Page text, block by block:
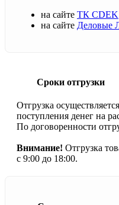
на сайте ТК CDEK
на сайте Деловые
Сроки отгрузки
Отгрузка
поступления денег на
По договоренности
Внимание! Отгрузка
с 9:00 до 18:00.